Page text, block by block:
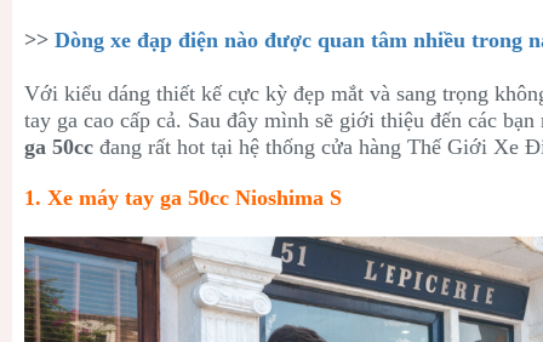
>> Dòng xe đạp điện nào được quan tâm nhiều trong
Với kiểu dáng thiết kế cực kỳ đẹp mắt và sang trọng
tay ga cao cấp cả. Sau đây mình sẽ giới thiệu đến các
ga 50cc đang rất hot tại hệ thống cửa hàng Thế Giới Xe
1. Xe máy tay ga 50cc Nioshima S